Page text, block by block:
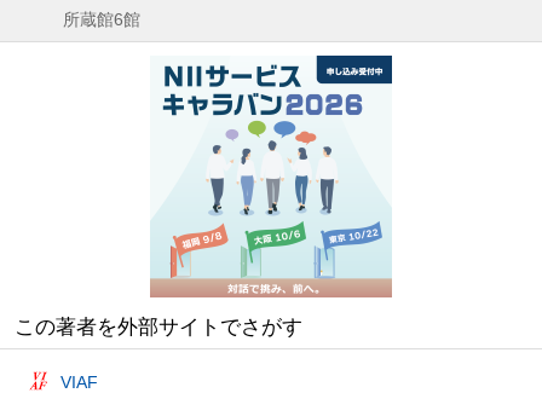
所蔵館6館
この著者を外部サイトでさがす
VIAF